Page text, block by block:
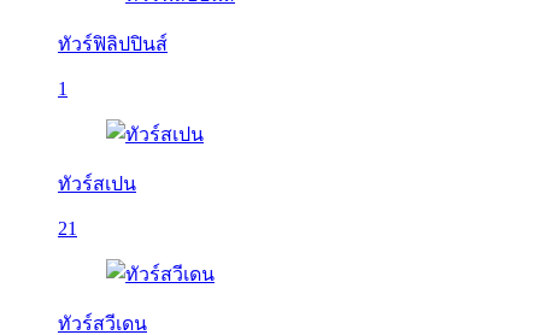
ทัวร์ฟิลิปปินส์
1
ทัวร์สเปน
21
ทัวร์สวีเดน